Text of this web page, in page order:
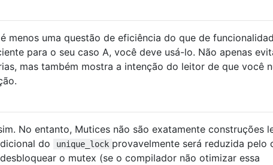
menos uma questão de eficiência do que de
para o seu caso A, você deve usá-lo. Não apenas
mas também mostra a intenção do leitor de que você
No entanto, Mutices não são exatamente construções
do
unique_lock provavelmente será reduzida pelo
o mutex (se o compilador não otimizar essa